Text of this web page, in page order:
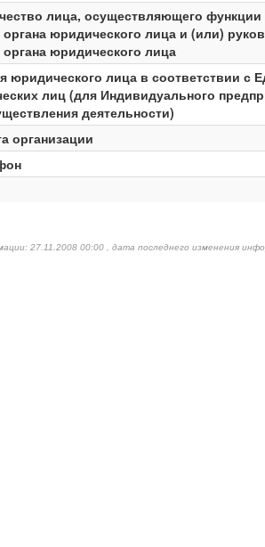
лица, осуществляющего функции
юридического лица и (или)
юридического лица
юридического лица в соответствии с
лиц (для Индивидуального
деятельности)
организации
27.11.2008 00:00 , дата последнего изменения